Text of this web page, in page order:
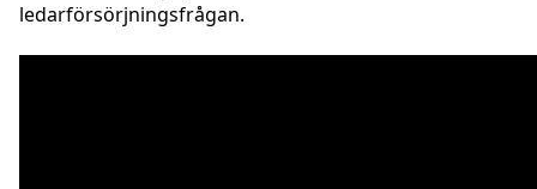
ledarförsörjningsfrågan.